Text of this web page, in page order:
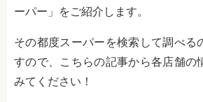
ーパー」をご紹介します。
その都度スーパーを検索して調べる
すので、こちらの記事から各店舗の
みてください！